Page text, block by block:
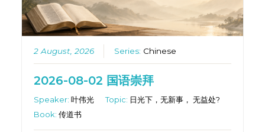
2 August, 2026 Series: Chinese
2026-08-02 国语崇拜
Speaker:叶伟光 Topic: 日光下，无新事， 无益处?
Book:传道书